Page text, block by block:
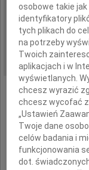
IMIĘ I NAZWISKO:
REGION:
DATA EMISJI:
osobowe takie jak
identyfikatory
tych plikach do
na potrzeby
Twoich
aplikacjach i w
wyświetlanych.
chcesz wyrazić
chcesz wycofać
„Ustawień
Twoje dane
celów badania i
funkcjonowania
dot.